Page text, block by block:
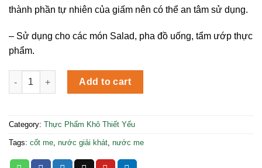
thành phần tự nhiên của giấm nên có thể an tâm sử dụng.
– Sử dụng cho các món Salad, pha đồ uống, tẩm ướp thực
phẩm.
Cốt Me Mikiri 250g quantity
Add to cart
Category: Thực Phẩm Khô Thiết Yếu
Tags: cốt me, nước giải khát, nước me